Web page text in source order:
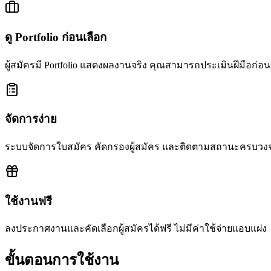
ดู Portfolio ก่อนเลือก
ผู้สมัครมี Portfolio แสดงผลงานจริง คุณสามารถประเมินฝีมือก่
จัดการง่าย
ระบบจัดการใบสมัคร คัดกรองผู้สมัคร และติดตามสถานะครบวง
ใช้งานฟรี
ลงประกาศงานและคัดเลือกผู้สมัครได้ฟรี ไม่มีค่าใช้จ่ายแอบแฝง
ขั้นตอนการใช้งาน